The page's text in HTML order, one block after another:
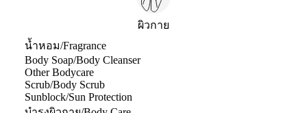
ผิวกาย
น้ำหอม/Fragrance
Body Soap/Body Cleanser
Other Bodycare
Scrub/Body Scrub
Sunblock/Sun Protection